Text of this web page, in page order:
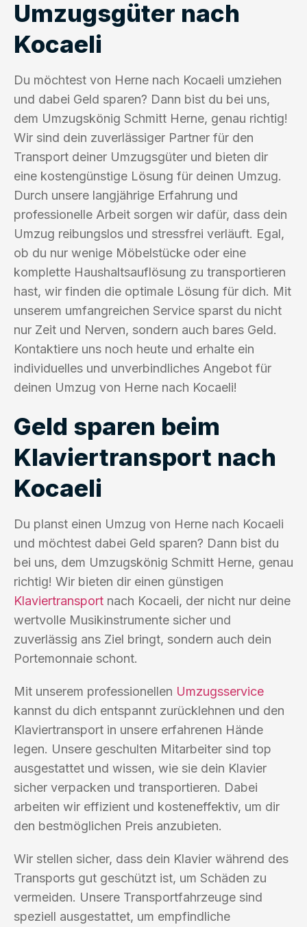
Umzugsgüter nach
Kocaeli
Du möchtest von Herne nach Kocaeli umziehen
und dabei Geld sparen? Dann bist du bei uns,
dem Umzugskönig Schmitt Herne, genau richtig!
Wir sind dein zuverlässiger Partner für den
Transport deiner Umzugsgüter und bieten dir
eine kostengünstige Lösung für deinen Umzug.
Durch unsere langjährige Erfahrung und
professionelle Arbeit sorgen wir dafür, dass dein
Umzug reibungslos und stressfrei verläuft. Egal,
ob du nur wenige Möbelstücke oder eine
komplette Haushaltsauflösung zu transportieren
hast, wir finden die optimale Lösung für dich. Mit
unserem umfangreichen Service sparst du nicht
nur Zeit und Nerven, sondern auch bares Geld.
Kontaktiere uns noch heute und erhalte ein
individuelles und unverbindliches Angebot für
deinen Umzug von Herne nach Kocaeli!
Geld sparen beim
Klaviertransport nach
Kocaeli
Du planst einen Umzug von Herne nach Kocaeli
und möchtest dabei Geld sparen? Dann bist du
bei uns, dem Umzugskönig Schmitt Herne, genau
richtig! Wir bieten dir einen günstigen
Klaviertransport nach Kocaeli, der nicht nur deine
wertvolle Musikinstrumente sicher und
zuverlässig ans Ziel bringt, sondern auch dein
Portemonnaie schont.
Mit unserem professionellen Umzugsservice
kannst du dich entspannt zurücklehnen und den
Klaviertransport in unsere erfahrenen Hände
legen. Unsere geschulten Mitarbeiter sind top
ausgestattet und wissen, wie sie dein Klavier
sicher verpacken und transportieren. Dabei
arbeiten wir effizient und kosteneffektiv, um dir
den bestmöglichen Preis anzubieten.
Wir stellen sicher, dass dein Klavier während des
Transports gut geschützt ist, um Schäden zu
vermeiden. Unsere Transportfahrzeuge sind
speziell ausgestattet, um empfindliche